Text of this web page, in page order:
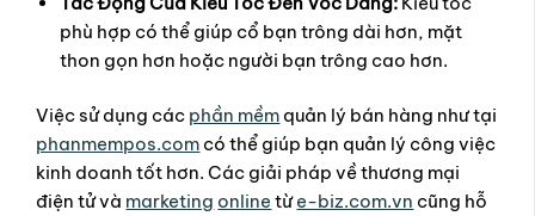
phù hợp có thể giúp cổ bạn trông dài hơn, mặt
thon gọn hơn hoặc người bạn trông cao hơn.
Việc sử dụng các phần mềm quản lý bán hàng như tại
phanmempos.com có thể giúp bạn quản lý công việc
kinh doanh tốt hơn. Các giải pháp về thương mại
điện tử và marketing online từe-biz.com.vn cũng hỗ